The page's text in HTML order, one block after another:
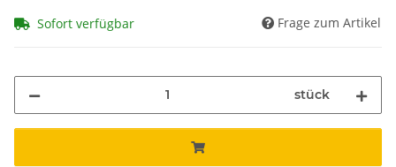
Sofort verfügbar Frage zum Artikel
stück